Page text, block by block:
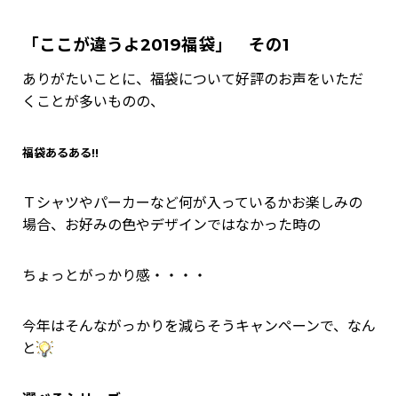
「ここが違うよ2019福袋」 その1
ありがたいことに、福袋について好評のお声をいただ
くことが多いものの、
福袋あるある!!
Ｔシャツやパーカーなど何が入っているかお楽しみの
場合、お好みの色やデザインではなかった時の
ちょっとがっかり感・・・・
今年はそんながっかりを減らそうキャンペーンで、なん
と